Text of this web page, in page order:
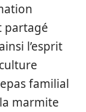
partagé
l’esprit
familial
marmite